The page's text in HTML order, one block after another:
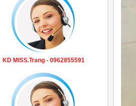
KD MISS.Trang - 0962855591